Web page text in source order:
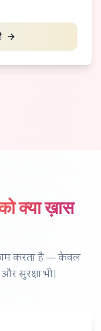
क्या ख़ास
करता है — केवल
सुरक्षा भी।